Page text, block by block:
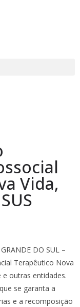
Vida,
DO SUL –
Terapêutico Nova
e outras entidades.
se garanta a
e a recomposição